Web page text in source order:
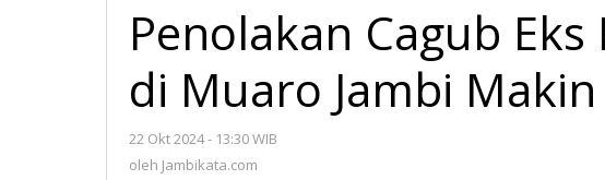
Pecandu
Narkoba
Muaro
Jambi
Penolakan Cagub
di Muaro Jambi
22 Okt 2024 - 13:30 WIB
oleh Jambikata.com